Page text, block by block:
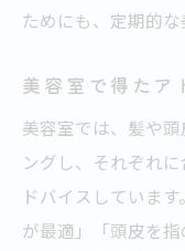
ためにも、定期的な
美容室で得たア
美容室では、髪や
ングし、それぞれ
ドバイスしていま
が最適」「頭皮を